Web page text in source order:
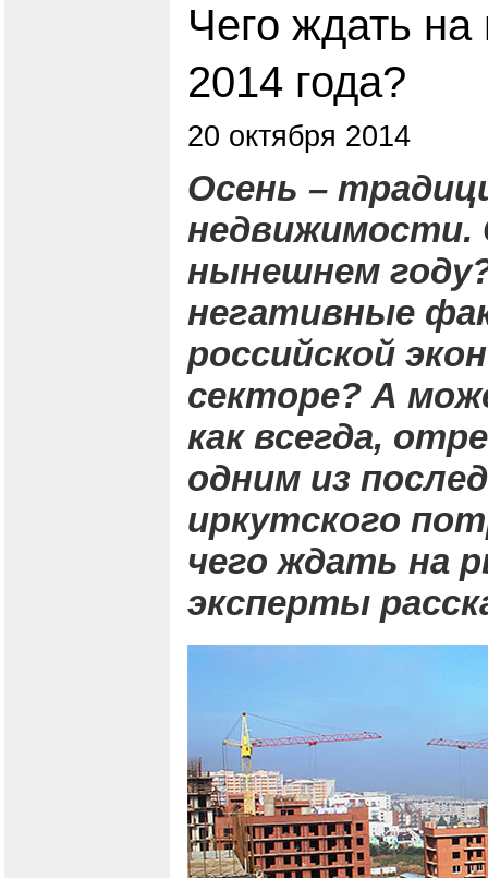
Чего ждать
2014 года?
20 октября 2014
Осень –
нынешнем
негативные
российской
секторе? А
как всегда,
одним из
иркутского
чего ждать на
эксперты